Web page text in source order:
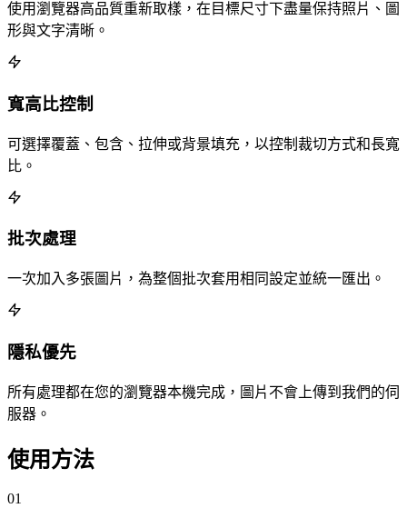
使用瀏覽器高品質重新取樣，在目標尺寸下盡量保持照片、圖
形與文字清晰。
寬高比控制
可選擇覆蓋、包含、拉伸或背景填充，以控制裁切方式和長寬
比。
批次處理
一次加入多張圖片，為整個批次套用相同設定並統一匯出。
隱私優先
所有處理都在您的瀏覽器本機完成，圖片不會上傳到我們的伺
服器。
使用方法
01